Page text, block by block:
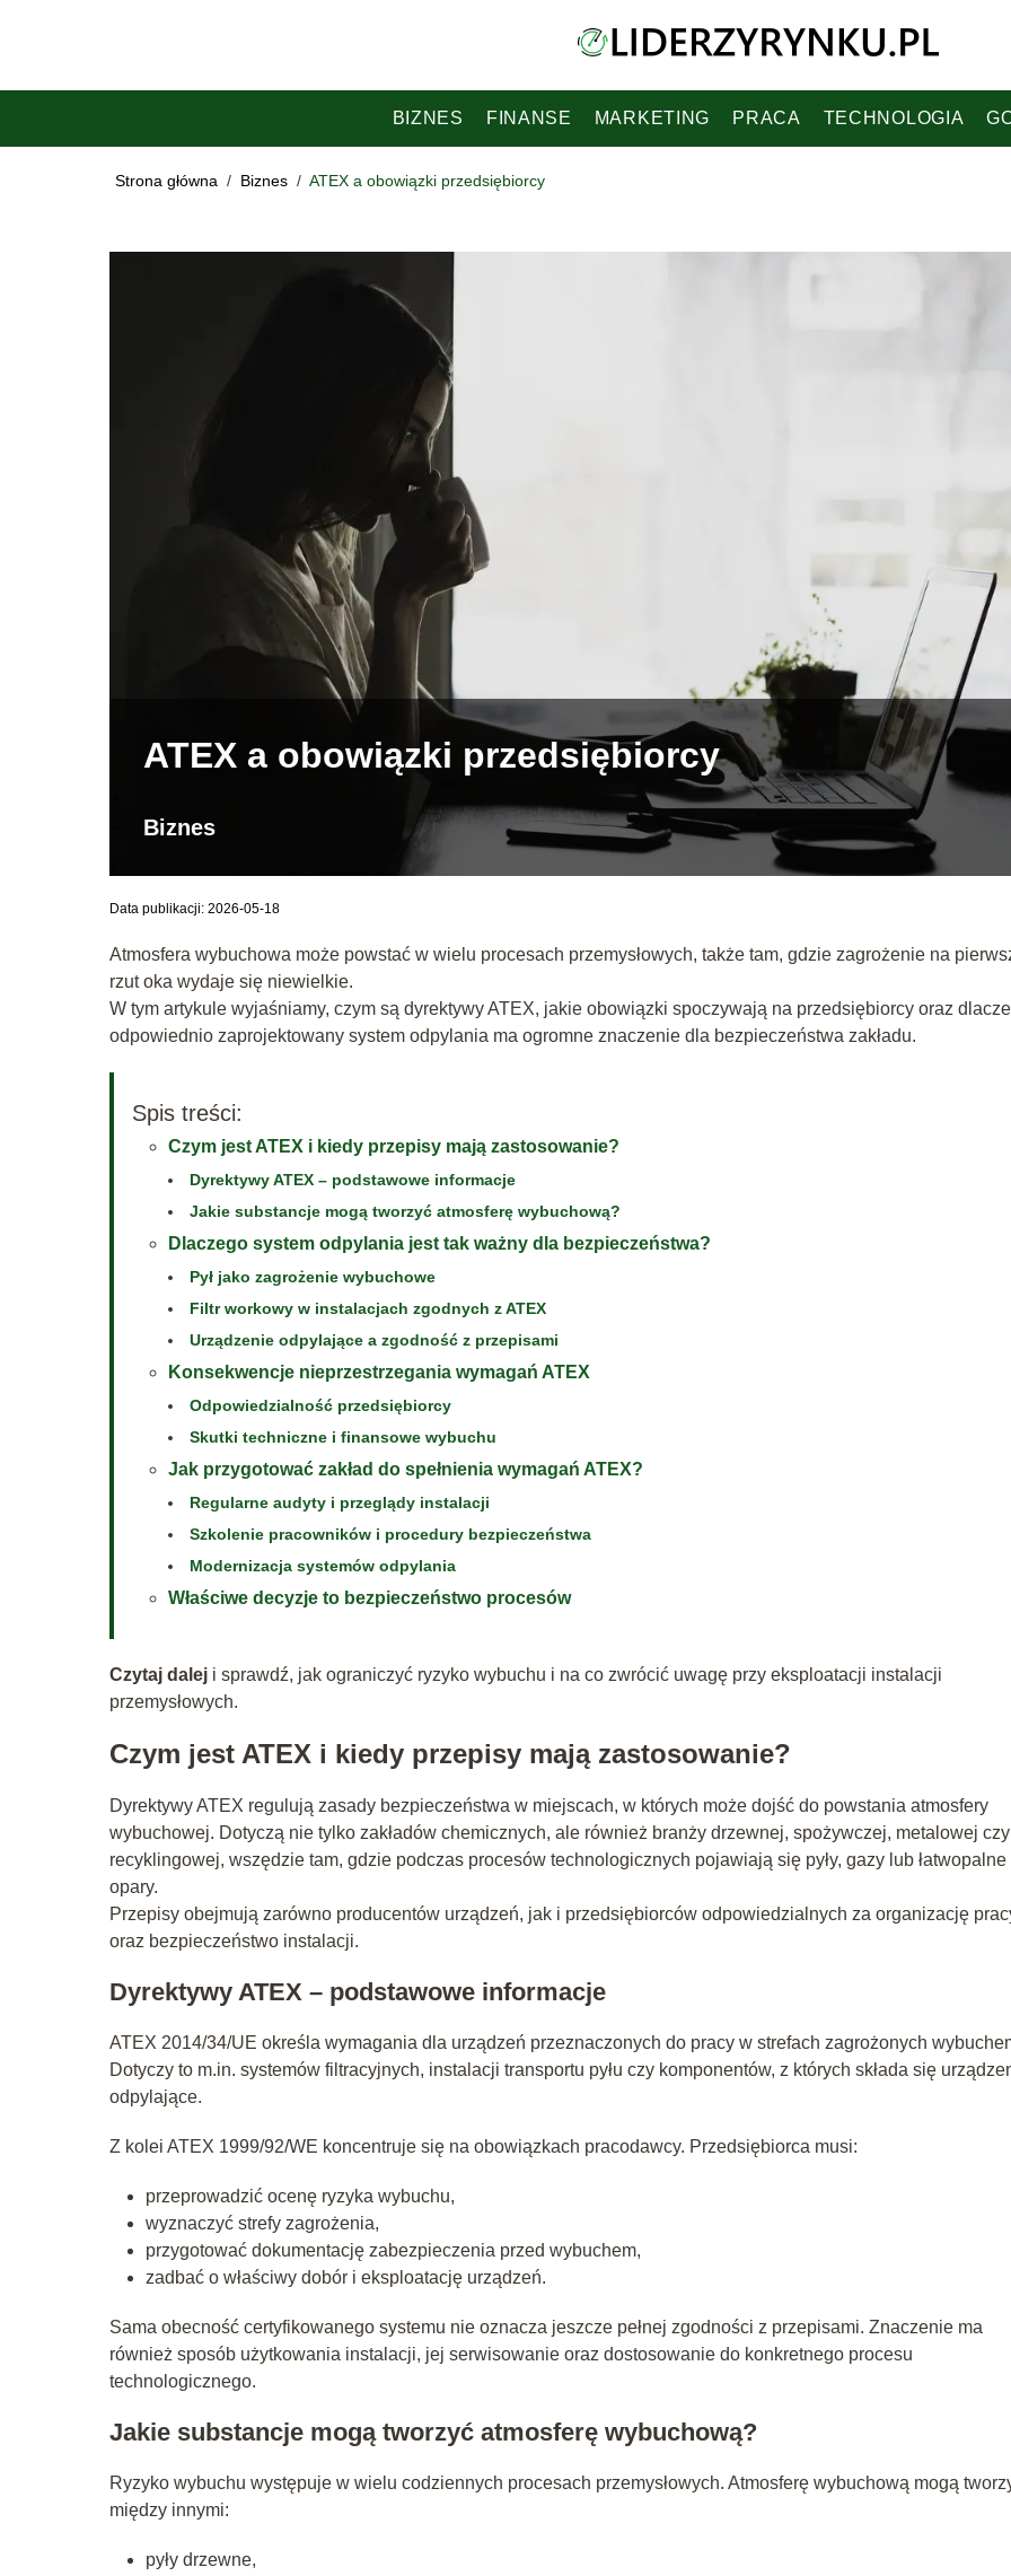
BIZNES FINANSE MARKETING PRACA TECHNOLOGIA
Strona główna / Biznes / ATEX a obowiązki przedsiębiorcy
ATEX a obowiązki przedsiębiorcy
Biznes
Data publikacji: 2026-05-18
Atmosfera wybuchowa może powstać w wielu procesach przemysłowych, także tam, gdzie zagrożenie na
rzut oka wydaje się niewielkie.
W tym artykule wyjaśniamy, czym są dyrektywy ATEX, jakie obowiązki spoczywają na przedsiębiorcy oraz
odpowiednio zaprojektowany system odpylania ma ogromne znaczenie dla bezpieczeństwa zakładu.
Spis treści:
Czym jest ATEX i kiedy przepisy mają zastosowanie?
Dyrektywy ATEX – podstawowe informacje
Jakie substancje mogą tworzyć atmosferę wybuchową?
Dlaczego system odpylania jest tak ważny dla bezpieczeństwa?
Pył jako zagrożenie wybuchowe
Filtr workowy w instalacjach zgodnych z ATEX
Urządzenie odpylające a zgodność z przepisami
Konsekwencje nieprzestrzegania wymagań ATEX
Odpowiedzialność przedsiębiorcy
Skutki techniczne i finansowe wybuchu
Jak przygotować zakład do spełnienia wymagań ATEX?
Regularne audyty i przeglądy instalacji
Szkolenie pracowników i procedury bezpieczeństwa
Modernizacja systemów odpylania
Właściwe decyzje to bezpieczeństwo procesów
Czytaj dalej i sprawdź, jak ograniczyć ryzyko wybuchu i na co zwrócić uwagę przy eksploatacji instalacji
przemysłowych.
Czym jest ATEX i kiedy przepisy mają zastosowanie?
Dyrektywy ATEX regulują zasady bezpieczeństwa w miejscach, w których może dojść do powstania atmosfery
wybuchowej. Dotyczą nie tylko zakładów chemicznych, ale również branży drzewnej, spożywczej, metalowej czy
recyklingowej, wszędzie tam, gdzie podczas procesów technologicznych pojawiają się pyły, gazy lub łatwopalne
opary.
Przepisy obejmują zarówno producentów urządzeń, jak i przedsiębiorców odpowiedzialnych za organizację
oraz bezpieczeństwo instalacji.
Dyrektywy ATEX – podstawowe informacje
ATEX 2014/34/UE określa wymagania dla urządzeń przeznaczonych do pracy w strefach zagrożonych
Dotyczy to m.in. systemów filtracyjnych, instalacji transportu pyłu czy komponentów, z których składa się
odpylające.
Z kolei ATEX 1999/92/WE koncentruje się na obowiązkach pracodawcy. Przedsiębiorca musi:
przeprowadzić ocenę ryzyka wybuchu,
wyznaczyć strefy zagrożenia,
przygotować dokumentację zabezpieczenia przed wybuchem,
zadbać o właściwy dobór i eksploatację urządzeń.
Sama obecność certyfikowanego systemu nie oznacza jeszcze pełnej zgodności z przepisami. Znaczenie ma
również sposób użytkowania instalacji, jej serwisowanie oraz dostosowanie do konkretnego procesu
technologicznego.
Jakie substancje mogą tworzyć atmosferę wybuchową?
Ryzyko wybuchu występuje w wielu codziennych procesach przemysłowych. Atmosferę wybuchową mogą
między innymi:
pyły drzewne,